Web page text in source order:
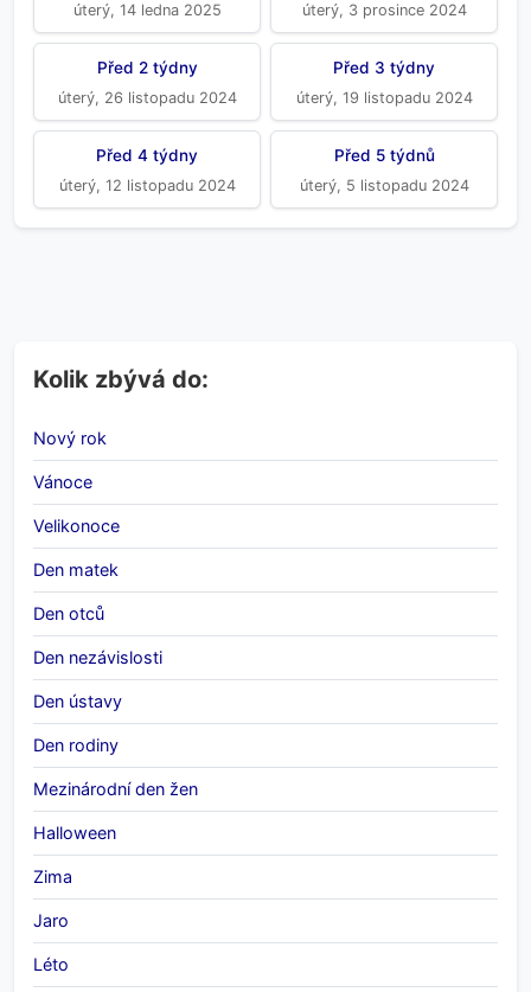
úterý, 14 ledna 2025 úterý, 3 prosince 2024
Před 2 týdny
úterý, 26 listopadu 2024
Před 3 týdny
úterý, 19 listopadu 2024
Před 4 týdny
úterý, 12 listopadu 2024
Před 5 týdnů
úterý, 5 listopadu 2024
Kolik zbývá do:
Nový rok
Vánoce
Velikonoce
Den matek
Den otců
Den nezávislosti
Den ústavy
Den rodiny
Mezinárodní den žen
Halloween
Zima
Jaro
Léto